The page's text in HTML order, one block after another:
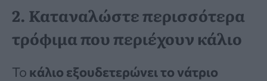
2. Καταναλώστε περισσότερα
τρόφιμα που περιέχουν κάλιο
Το κάλιο εξουδετερώνει το νάτριο